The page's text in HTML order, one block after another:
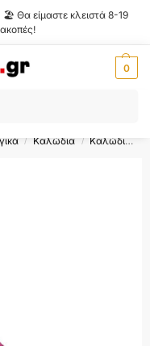
Θα είμαστε κλειστά 8-19
0
κωδικό
/ Καλώδια / Καλώδια Ρεύματος